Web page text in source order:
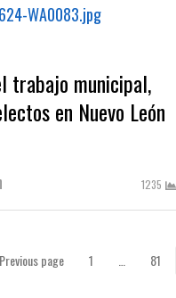
trabajo municipal,
en Nuevo León
1235
Previous page Page
1 81